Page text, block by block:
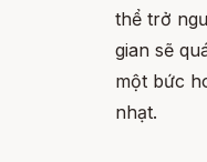
thể trở
gian sẽ
một bức
nhạt.